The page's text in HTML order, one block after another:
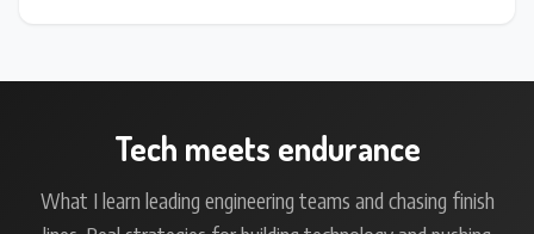
Tech meets endurance
What I learn leading engineering teams and chasing finish